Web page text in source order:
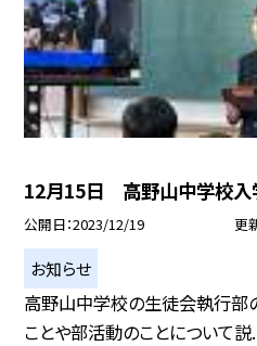
12月15日 高野山中学校
公開日 2023/12/19 更
お知らせ
高野山中学校の生徒会執行部
ことや部活動のことについて説